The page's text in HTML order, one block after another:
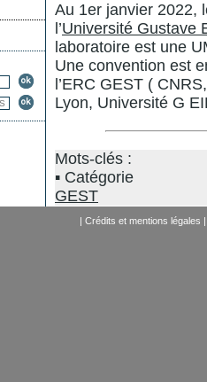
Au 1er janvier 2022,
l’Université Gustave
laboratoire est une
Une convention est
l’ERC GEST (
Lyon, Université G
Mots-clés :
Catégorie
GEST
| Crédits et mentions légales